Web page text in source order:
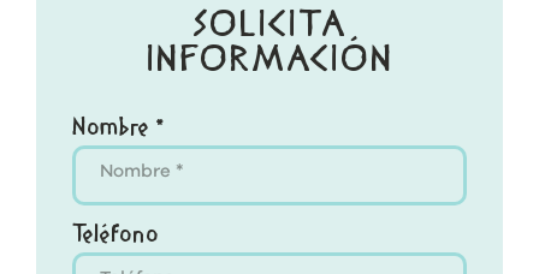
SOLICITA
INFORMACIÓN
Nombre *
Teléfono